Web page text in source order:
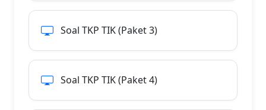
Soal TKP TIK (Paket 3)
Soal TKP TIK (Paket 4)